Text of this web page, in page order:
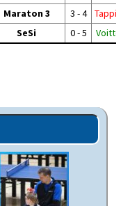
Maraton 3 3 - 4
SeSi 0 - 5 Voitto